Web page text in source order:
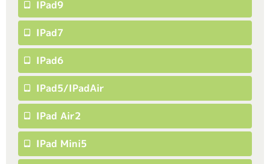
IPad9
IPad7
IPad6
IPad5/iPadAir
IPad Air2
IPad Mini5